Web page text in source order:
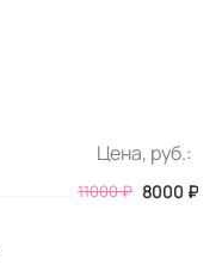
Цена, руб.:
11000₽ 8000 ₽